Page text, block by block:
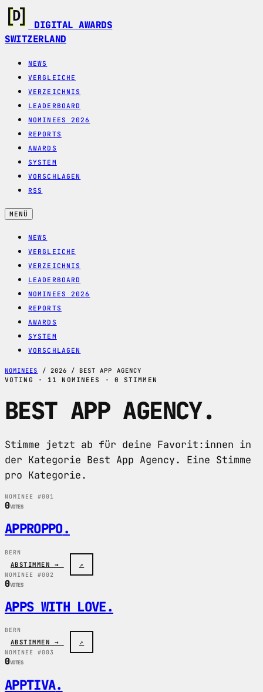
DIGITAL AWARDS
SWITZERLAND
NEWS
VERGLEICHE
VERZEICHNIS
LEADERBOARD
NOMINEES 2026
REPORTS
AWARDS
SYSTEM
VORSCHLAGEN
RSS
MENÜ
NEWS
VERGLEICHE
VERZEICHNIS
LEADERBOARD
NOMINEES 2026
REPORTS
AWARDS
SYSTEM
VORSCHLAGEN
NOMINEES / 2026 / BEST APP AGENCY
VOTING · 11 NOMINEES · 0 STIMMEN
BEST APP AGENCY.
Stimme jetzt ab für deine Favorit:innen in
der Kategorie Best App Agency. Eine Stimme
pro Kategorie.
NOMINEE #001
0VOTES
APPROPPO.
BERN
ABSTIMMEN → ↗
NOMINEE #002
0VOTES
APPS WITH LOVE.
BERN
ABSTIMMEN → ↗
NOMINEE #003
0VOTES
APPTIVA.